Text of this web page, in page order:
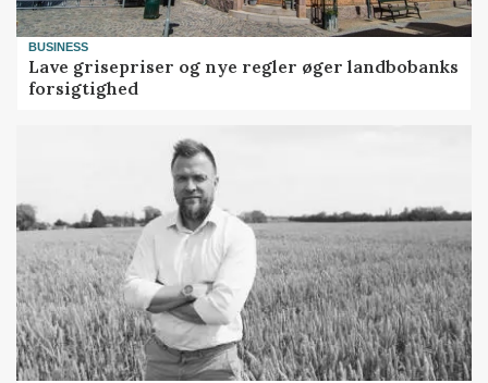
BUSINESS
Lave grisepriser og nye regler øger landbobanks
forsigtighed